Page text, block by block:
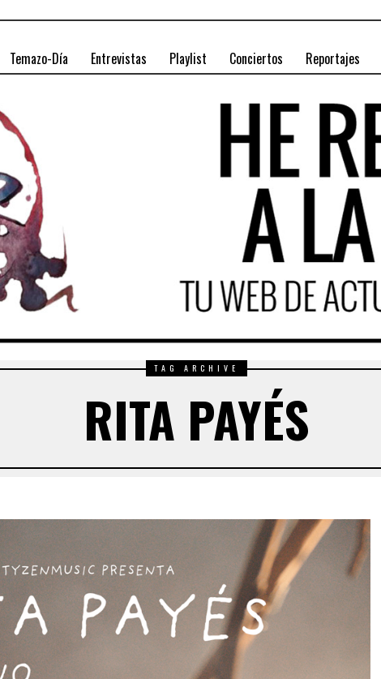
Temazo-Día Entrevistas Playlist Conciertos Reportajes
TAG ARCHIVE
RITA PAYÉS